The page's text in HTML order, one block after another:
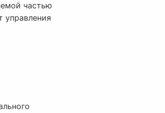
частью
управления